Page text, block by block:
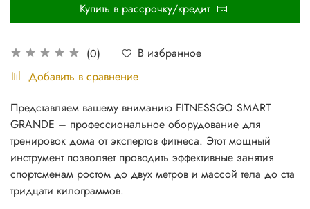
(0)
В избранное
Добавить в сравнение
Купить в рассрочку/кредит
Представляем вашему вниманию FITNESSGO SMART
GRANDE – профессиональное оборудование для
тренировок дома от экспертов фитнеса. Этот мощный
инструмент позволяет проводить эффективные занятия
спортсменам ростом до двух метров и массой тела до ста
тридцати килограммов.